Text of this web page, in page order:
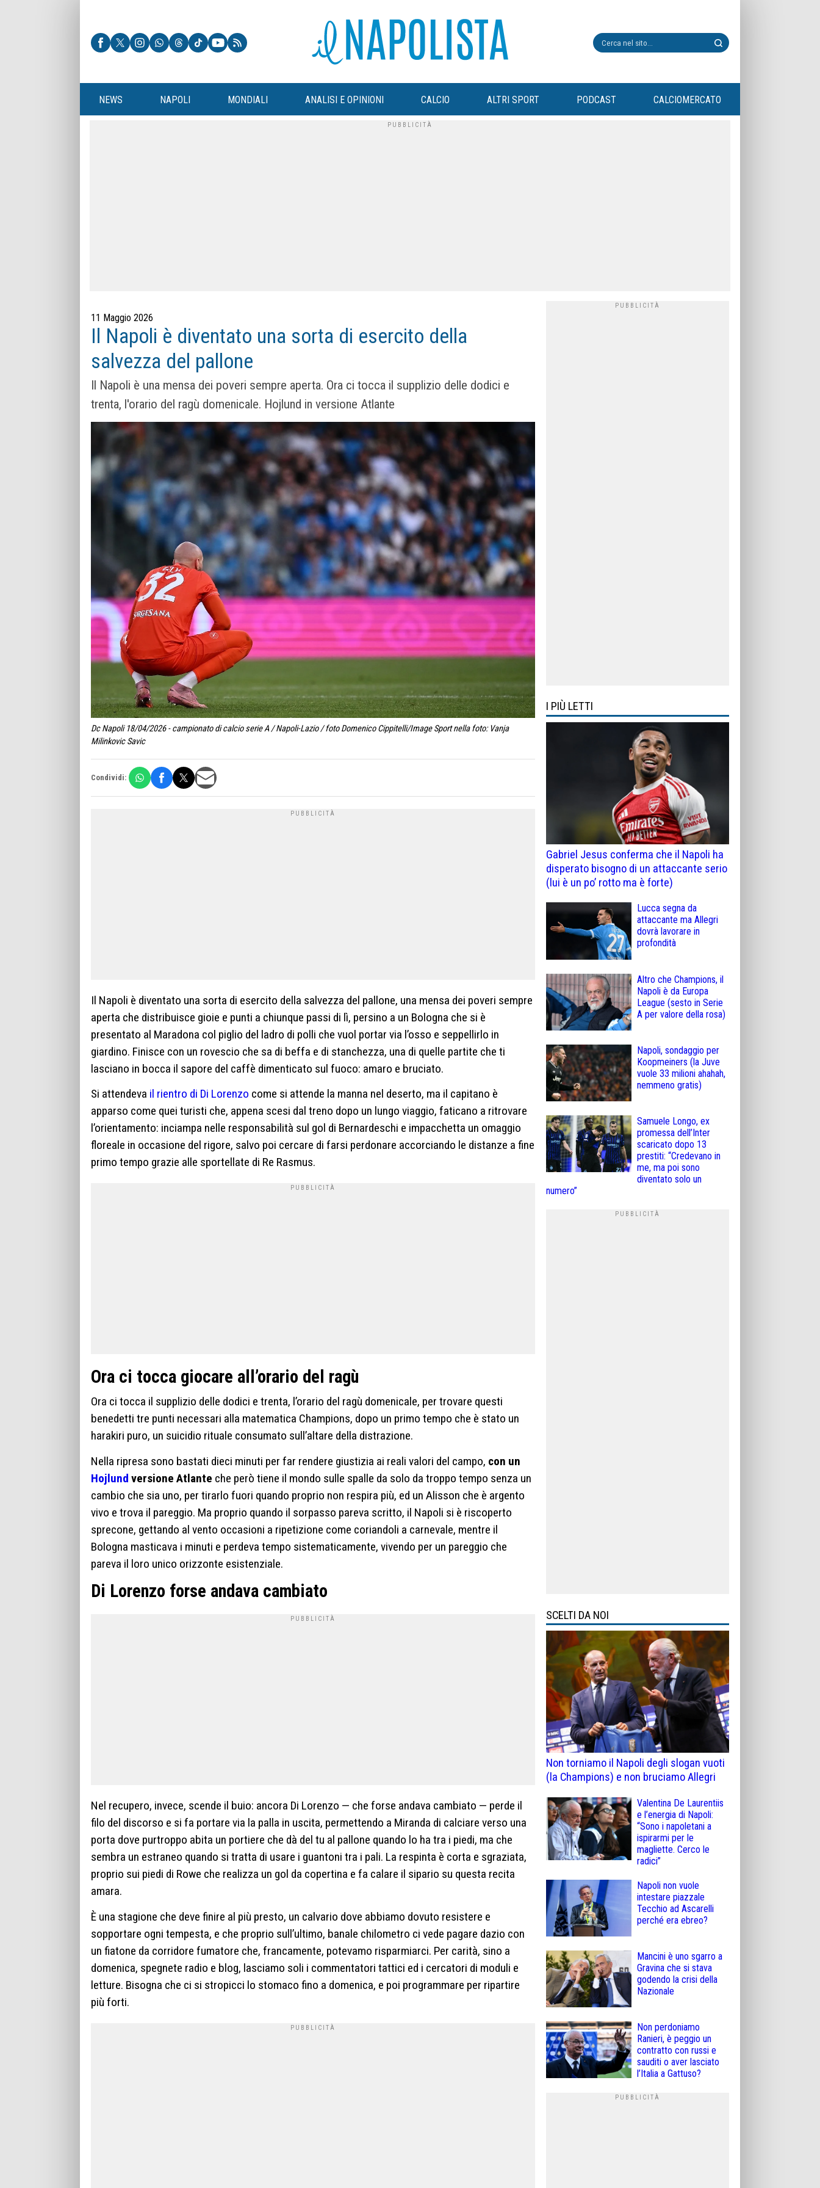
NEWS NAPOLI MONDIALI ANALISI E OPINIONI CALCIO ALTRI SPORT PODCAST CALCIOMERCATO
11 Maggio 2026
Il Napoli è diventato una sorta di esercito della
salvezza del pallone
Il Napoli è una mensa dei poveri sempre aperta. Ora ci tocca il supplizio delle dodici e
trenta, l'orario del ragù domenicale. Hojlund in versione Atlante
Dc Napoli 18/04/2026 - campionato di calcio serie A / Napoli-Lazio / foto Domenico Cippitelli/Image Sport nella foto: Vanja
Milinkovic Savic
Condividi:
Il Napoli è diventato una sorta di esercito della salvezza del pallone, una mensa dei poveri sempre
aperta che distribuisce gioie e punti a chiunque passi di lì, persino a un Bologna che si è
presentato al Maradona col piglio del ladro di polli che vuol portar via l’osso e seppellirlo in
giardino. Finisce con un rovescio che sa di beffa e di stanchezza, una di quelle partite che ti
lasciano in bocca il sapore del caffè dimenticato sul fuoco: amaro e bruciato.
Si attendeva il rientro di Di Lorenzo come si attende la manna nel deserto, ma il capitano è
apparso come quei turisti che, appena scesi dal treno dopo un lungo viaggio, faticano a ritrovare
l’orientamento: inciampa nelle responsabilità sul gol di Bernardeschi e impacchetta un omaggio
floreale in occasione del rigore, salvo poi cercare di farsi perdonare accorciando le distanze a fine
primo tempo grazie alle sportellate di Re Rasmus.
Ora ci tocca giocare all’orario del ragù
Ora ci tocca il supplizio delle dodici e trenta, l’orario del ragù domenicale, per trovare questi
benedetti tre punti necessari alla matematica Champions, dopo un primo tempo che è stato un
harakiri puro, un suicidio rituale consumato sull’altare della distrazione.
Nella ripresa sono bastati dieci minuti per far rendere giustizia ai reali valori del campo, con un
Hojlund versione Atlante che però tiene il mondo sulle spalle da solo da troppo tempo senza un
cambio che sia uno, per tirarlo fuori quando proprio non respira più, ed un Alisson che è argento
vivo e trova il pareggio. Ma proprio quando il sorpasso pareva scritto, il Napoli si è riscoperto
sprecone, gettando al vento occasioni a ripetizione come coriandoli a carnevale, mentre il
Bologna masticava i minuti e perdeva tempo sistematicamente, vivendo per un pareggio che
pareva il loro unico orizzonte esistenziale.
Di Lorenzo forse andava cambiato
Nel recupero, invece, scende il buio: ancora Di Lorenzo — che forse andava cambiato — perde il
filo del discorso e si fa portare via la palla in uscita, permettendo a Miranda di calciare verso una
porta dove purtroppo abita un portiere che dà del tu al pallone quando lo ha tra i piedi, ma che
sembra un estraneo quando si tratta di usare i guantoni tra i pali. La respinta è corta e sgraziata,
proprio sui piedi di Rowe che realizza un gol da copertina e fa calare il sipario su questa recita
amara.
È una stagione che deve finire al più presto, un calvario dove abbiamo dovuto resistere e
sopportare ogni tempesta, e che proprio sull’ultimo, banale chilometro ci vede pagare dazio con
un fiatone da corridore fumatore che, francamente, potevamo risparmiarci. Per carità, sino a
domenica, spegnete radio e blog, lasciamo soli i commentatori tattici ed i cercatori di moduli e
letture. Bisogna che ci si stropicci lo stomaco fino a domenica, e poi programmare per ripartire
più forti.
I PIÙ LETTI
Gabriel Jesus conferma che il Napoli ha
disperato bisogno di un attaccante serio
(lui è un po’ rotto ma è forte)
Lucca segna da
attaccante ma Allegri
dovrà lavorare in
profondità
Altro che Champions, il
Napoli è da Europa
League (sesto in Serie
A per valore della rosa)
Napoli, sondaggio per
Koopmeiners (la Juve
vuole 33 milioni ahahah,
nemmeno gratis)
Samuele Longo, ex
promessa dell’Inter
scaricato dopo 13
prestiti: “Credevano in
me, ma poi sono
diventato solo un
numero”
SCELTI DA NOI
Non torniamo il Napoli degli slogan vuoti
(la Champions) e non bruciamo Allegri
Valentina De Laurentiis
e l’energia di Napoli:
“Sono i napoletani a
ispirarmi per le
magliette. Cerco le
radici”
Napoli non vuole
intestare piazzale
Tecchio ad Ascarelli
perché era ebreo?
Mancini è uno sgarro a
Gravina che si stava
godendo la crisi della
Nazionale
Non perdoniamo
Ranieri, è peggio un
contratto con russi e
sauditi o aver lasciato
l’Italia a Gattuso?